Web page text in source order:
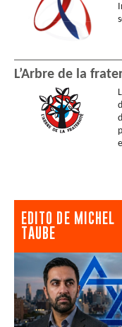
L’Arbre de la
EDITO DE MICHEL
TAUBE